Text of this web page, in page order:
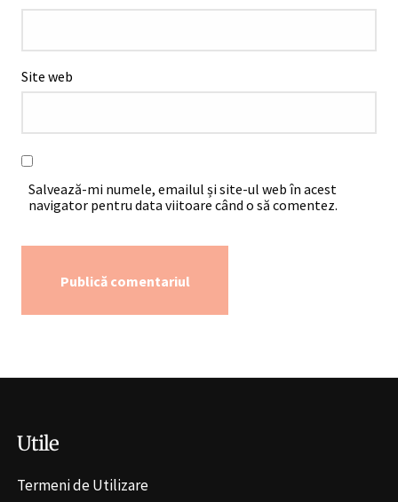
Site web
Salvează-mi numele, emailul și site-ul web în acest
navigator pentru data viitoare când o să comentez.
Utile
Termeni de Utilizare